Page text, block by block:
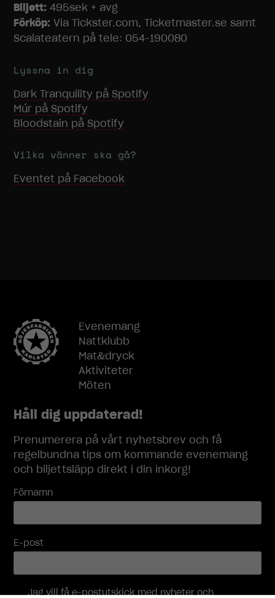
Biljett: 495sek + avg
Förköp: Via Tickster.com, Ticketmaster.se samt
Scalateatern på tele: 054-190080
Lyssna in dig
Dark Tranquility på Spotify
Múr på Spotify
Bloodstain på Spotify
Vilka vänner ska gå?
Eventet på Facebook
Evenemang
Nattklubb
Mat&dryck
Aktiviteter
Möten
Håll dig uppdaterad!
Prenumerera på vårt nyhetsbrev och få
regelbundna tips om kommande evenemang
och biljettsläpp direkt i din inkorg!
Förnamn
E-post
Jag vill få e-postutskick med nyheter och